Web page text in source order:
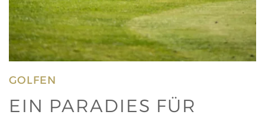
GOLFEN
EIN PARADIES FÜR